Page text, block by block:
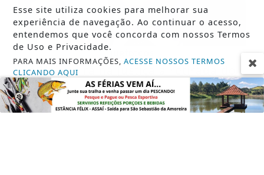
JURÍDICOS
AGU pedirá na Justiça a retirada do
Discord do ar
Saiba Mais
Esse site utiliza cookies para melhorar sua
experiência de navegação. Ao continuar o acesso,
entendemos que você concorda com nossos Termos
de Uso e Privacidade.
PARA MAIS INFORMAÇÕES,ACESSE NOSSOS TERMOS
CLICANDO AQUI
PROSSEGUIR